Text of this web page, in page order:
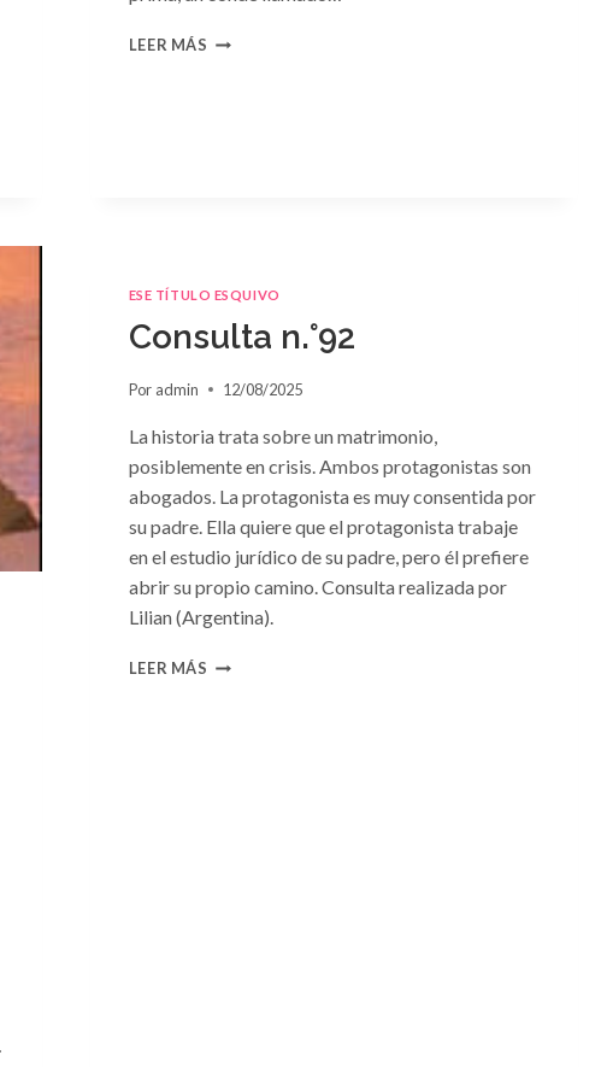
LEER MÁS CONSULTA
ESE TÍTULO ESQUIVO
Consulta n.°92
Por admin 12/08/2025
La historia trata sobre un matrimonio,
posiblemente en crisis. Ambos protagonistas son
abogados. La protagonista es muy consentida por
su padre. Ella quiere que el protagonista trabaje
en el estudio jurídico de su padre, pero él prefiere
abrir su propio camino. Consulta realizada por
Lilian (Argentina).
LEER MÁS CONSULTA